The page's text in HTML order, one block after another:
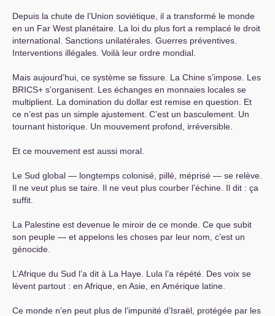
Depuis la chute de l’Union soviétique, il a transformé le monde
en un Far West planétaire. La loi du plus fort a remplacé le droit
international. Sanctions unilatérales. Guerres préventives.
Interventions illégales. Voilà leur ordre mondial.
Mais aujourd’hui, ce système se fissure. La Chine s’impose. Les
BRICS+ s’organisent. Les échanges en monnaies locales se
multiplient. La domination du dollar est remise en question. Et
ce n’est pas un simple ajustement. C’est un basculement. Un
tournant historique. Un mouvement profond, irréversible.
Et ce mouvement est aussi moral.
Le Sud global — longtemps colonisé, pillé, méprisé — se relève.
Il ne veut plus se taire. Il ne veut plus courber l’échine. Il dit : ça
suffit.
La Palestine est devenue le miroir de ce monde. Ce que subit
son peuple — et appelons les choses par leur nom, c’est un
génocide.
L’Afrique du Sud l’a dit à La Haye. Lula l’a répété. Des voix se
lèvent partout : en Afrique, en Asie, en Amérique latine.
Ce monde n’en peut plus de l’impunité d’Israël, protégée par les